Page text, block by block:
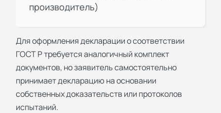
производитель)
Для оформлениядекларации о соответствии
ГОСТ Ртребуется аналогичный комплект
документов, но заявитель самостоятельно
принимает декларацию на основании
собственных доказательств или протоколов
испытаний.